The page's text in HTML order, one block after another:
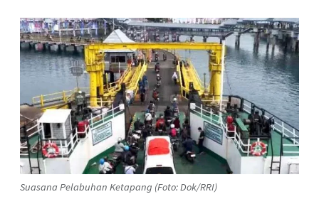
Suasana Pelabuhan Ketapang (Foto: Dok/RRI)